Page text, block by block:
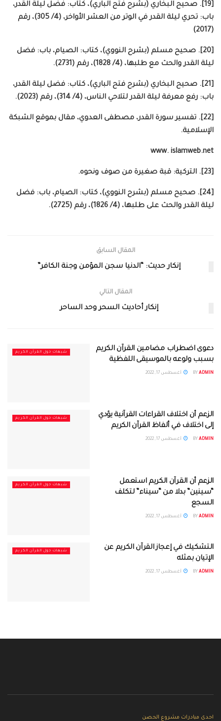
[19]. صحيح البخاري (بشرح فتح الباري)، كتاب: فضل ليلة القدر،
باب: تحري ليلة القدر في الوتر من العشر الأواخر، (4/ 305)، رقم
(2017)
[20]. صحيح مسلم (بشرح النووي)، كتاب: الصيام، باب: فضل
ليلة القدر والحث مع طلبها، (4/ 1828)، رقم (2731).
[21]. صحيح البخاري (بشرح فتح الباري)، كتاب: فضل ليلة القدر،
باب: رفع معرفة ليلة القدر لتلاحي الناس، (4/ 314)، رقم (2023).
[22]. تفسير سورة القدر، مصطفى العدوي، مقال بموقع الشبكة
الإسلامية.
www. islamweb.net
[23]. التركية: قبة صغيرة من صوف ونحوه.
[24]. صحيح مسلم (بشرح النووي)، كتاب: الصيام، باب: فضل
ليلة القدر والحث على طلبها، (4/ 1826)، رقم (2725).
المقال السابق
إنكار حديث: “الدنيا سجن المؤمن وجنة الكافر”
المقال التالي
إنكار أحاديث السحر وحد الساحر
شبهات حول القرآن الكريم
دعوى اضطراب مضامين القرآن الكريم
بسبب ولوعه بالموسيقى اللفظية
BY ADMIN أغسطس 17, 2022
شبهات حول القرآن الكريم
الزعم أن اختلاف القراءات القرآنية يؤدي
إلى اختلاف في ألفاظ القرآن الكريم
BY ADMIN أغسطس 17, 2022
شبهات حول القرآن الكريم
الزعم أن القرآن الكريم استعمل
“سينين” بدلا من “سيناء” لتكلف
السجع
BY ADMIN أغسطس 17, 2022
شبهات حول القرآن الكريم
التشكيك في إعجاز القرآن الكريم عن
الإتيان بمثله
BY ADMIN أغسطس 17, 2022
احدى مبادرات مشروع الحصن